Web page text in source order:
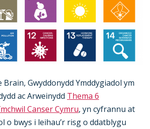
Brain, Gwyddonydd Ymddygiadol ym
ac Arweinydd Thema 6
Canser Cymru, yn cyfrannu at
o bwys i leihau’r risg o ddatblygu